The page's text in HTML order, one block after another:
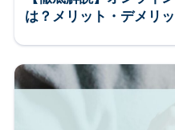
は？メリット・デメリ